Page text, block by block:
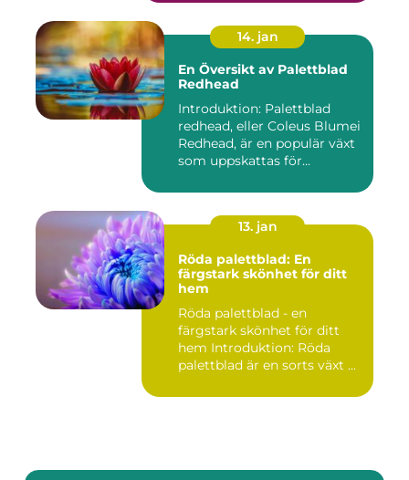
14. jan
En Översikt av Palettblad
Redhead
Introduktion: Palettblad
redhead, eller Coleus Blumei
Redhead, är en populär växt
som uppskattas för...
13. jan
Röda palettblad: En
färgstark skönhet för ditt
hem
Röda palettblad - en
färgstark skönhet för ditt
hem Introduktion: Röda
palettblad är en sorts växt ...